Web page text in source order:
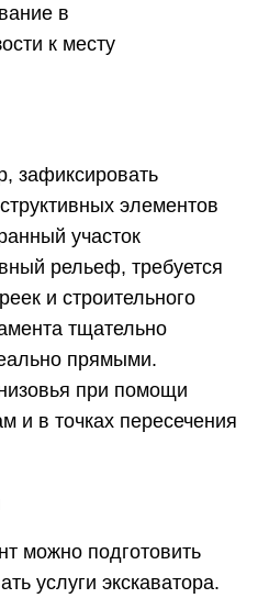
в
к месту
зафиксировать
элементов
участок
рельеф, требуется
и строительного
тщательно
прямыми.
при помощи
и в точках пересечения
можно подготовить
услуги экскаватора.